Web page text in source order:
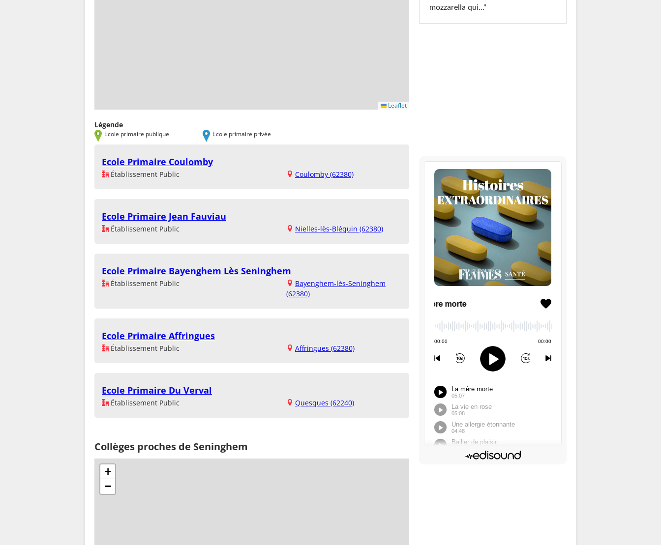
Leaflet
Légende
Ecole primaire publique Ecole primaire privée
Ecole Primaire Coulomby
Établissement Public Coulomby (62380)
Ecole Primaire Jean Fauviau
Établissement Public Nielles-lès-Bléquin (62380)
Ecole Primaire Bayenghem Lès Seninghem
Établissement Public
Bayenghem-lès-Seninghem
(62380)
Ecole Primaire Affringues
Établissement Public Affringues (62380)
Ecole Primaire Du Verval
Établissement Public Quesques (62240)
Collèges proches de Seninghem
+
−
mozzarella qui..."